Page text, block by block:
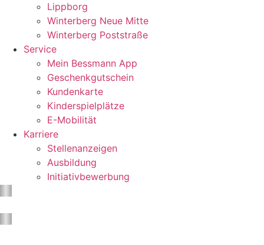
Lippborg
Winterberg Neue Mitte
Winterberg Poststraße
Service
Mein Bessmann App
Geschenkgutschein
Kundenkarte
Kinderspielplätze
E-Mobilität
Karriere
Stellenanzeigen
Ausbildung
Initiativbewerbung